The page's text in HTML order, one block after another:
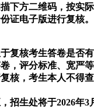
下方二维码，按实
证电子版进行复核。
复核考生答卷是否
，评分标准、宽严
核，考生本人不得查
招生处将于2026年3